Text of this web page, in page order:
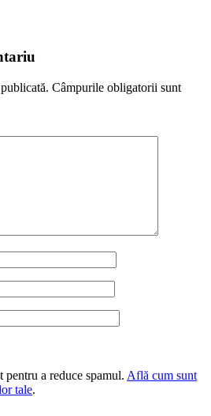
Câmpurile obligatorii sunt
pentru a reduce spamul. Află cum sunt
tale.